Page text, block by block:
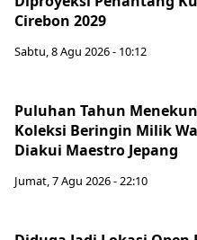
Cirebon 2029
Sabtu, 8 Agu 2026 - 10:12
Puluhan Tahun
Koleksi Beringin Milik
Diakui Maestro Jepang
Jumat, 7 Agu 2026 - 22:10